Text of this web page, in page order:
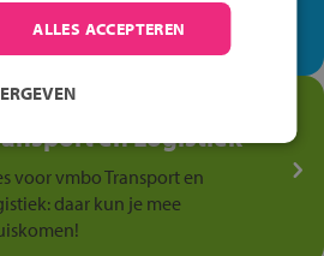
de winkelvloer, waar elke dag
is!
talent in de
en Logistiek
voor vmbo Transport en
daar kun je mee
ALLES ACCEPTEREN